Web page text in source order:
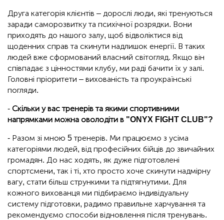
Друга категорія клієнтів – дорослі люди, які тренуються
заради саморозвитку та психічної розрядки. Вони
приходять до нашого залу, щоб відволіктися від
щоденних справ та скинути надлишок енергії. В таких
людей вже сформований власний світогляд. Якщо він
співпадає з цінностями клубу, ми раді бачити їх у залі.
Головні пріоритети – вихованість та проукраїнські
погляди.
- Скільки у вас тренерів та якими спортивними
напрямками можна оволодіти в "ONYX FIGHT CLUB"?
- Разом зі мною 5 тренерів. Ми працюємо з усіма
категоріями людей, від професійних бійців до звичайних
громадян. До нас ходять, як дуже підготовлені
спортсмени, так і ті, хто просто хоче скинути надмірну
вагу, стати більш стрункими та підтягнутими. Для
кожного вихованця ми підбираємо індивідуальну
систему підготовки, радимо правильне харчування та
рекомендуємо способи відновлення після тренувань.